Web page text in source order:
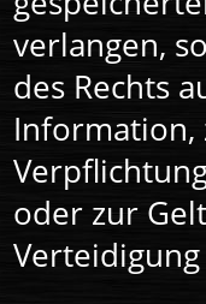
verlangen,
des Rechts
Information,
oder zur